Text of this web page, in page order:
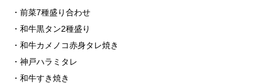
・前菜7種盛り合わせ
・和牛黒タン2種盛り
・和牛カメノコ赤身タレ焼き
・神戸ハラミタレ
・和牛すき焼き